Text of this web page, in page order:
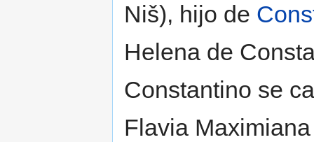
Niš), hijo de
Helena de
Constantino se
Flavia